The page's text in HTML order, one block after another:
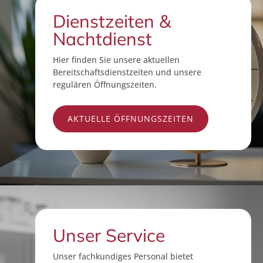
Dienstzeiten &
Nachtdienst
Hier finden Sie unsere aktuellen
Bereitschaftsdienstzeiten und unsere
regulären Öffnungszeiten.
AKTUELLE ÖFFNUNGSZEITEN
Unser Service
Unser fachkundiges Personal bietet